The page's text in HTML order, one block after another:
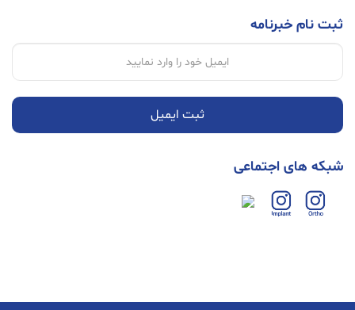
ثبت نام خبرنامه
ثبت ایمیل
شبکه های اجتماعی